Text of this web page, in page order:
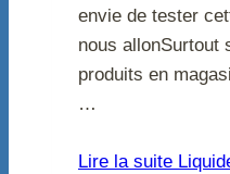
envie de tester
nous allonSurtout
produits en
…
Lire la suite